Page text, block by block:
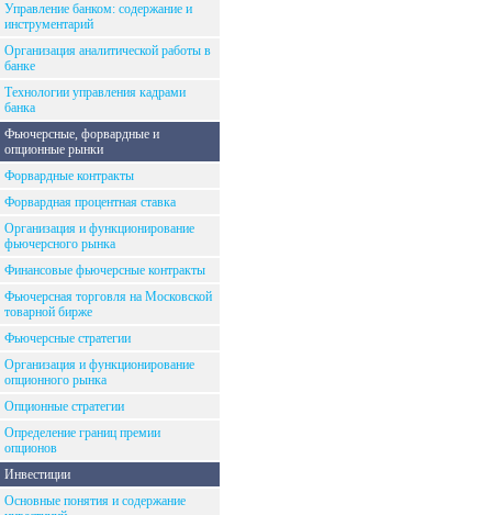
Управление банком: содержание и
инструментарий
Организация аналитической работы в
банке
Технологии управления кадрами
банка
Фьючерсные, форвардные и
опционные рынки
Форвардные контракты
Форвардная процентная ставка
Организация и функционирование
фьючерсного рынка
Финансовые фьючерсные контракты
Фьючерсная торговля на Московской
товарной бирже
Фьючерсные стратегии
Организация и функционирование
опционного рынка
Опционные стратегии
Определение границ премии
опционов
Инвестиции
Основные понятия и содержание